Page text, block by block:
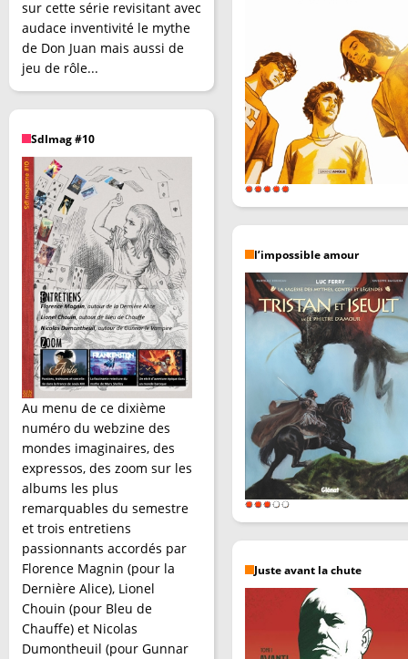
sur cette série revisitant avec
audace inventivité le mythe
de Don Juan mais aussi de
jeu de rôle...
SdImag #10
Au menu de ce dixième
numéro du webzine des
mondes imaginaires, des
expressos, des zoom sur les
albums les plus
remarquables du semestre
et trois entretiens
passionnants accordés par
Florence Magnin (pour la
Dernière Alice), Lionel
Chouin (pour Bleu de
Chauffe) et Nicolas
Dumontheuil (pour Gunnar
l’impossible amour
Juste avant la chute